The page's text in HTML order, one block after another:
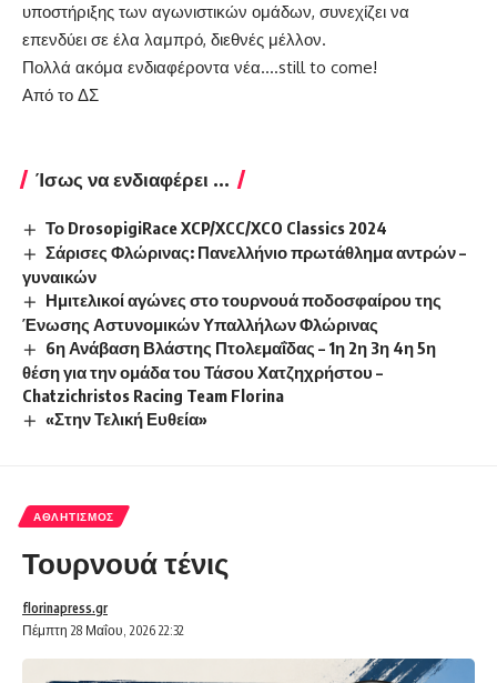
υποστήριξης των αγωνιστικών ομάδων, συνεχίζει να
επενδύει σε έλα λαμπρό, διεθνές μέλλον.
Πολλά ακόμα ενδιαφέροντα νέα….still to come!
Από το ΔΣ
Ίσως να ενδιαφέρει ...
Το DrosopigiRace XCP/XCC/XCO Classics 2024
Σάρισες Φλώρινας: Πανελλήνιο πρωτάθλημα αντρών –
γυναικών
Ημιτελικοί αγώνες στο τουρνουά ποδοσφαίρου της
Ένωσης Αστυνομικών Υπαλλήλων Φλώρινας
6η Ανάβαση Βλάστης Πτολεμαΐδας – 1η 2η 3η 4η 5η
θέση για την ομάδα του Τάσου Χατζηχρήστου –
Chatzichristos Racing Team Florina
«Στην Τελική Ευθεία»
ΑΘΛΗΤΙΣΜΌΣ
Τουρνουά τένις
Πέμπτη 28 Μαΐου, 2026 22:32
florinapress.gr